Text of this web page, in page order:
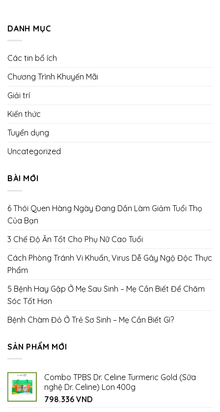
DANH MỤC
Các tin bổ ích
Chương Trình Khuyến Mãi
Giải trí
Kiến thức
Tuyển dụng
Uncategorized
BÀI MỚI
6 Thói Quen Hàng Ngày Đang Dần Làm Giảm Tuổi Thọ
Của Bạn
3 Chế Độ Ăn Tốt Cho Phụ Nữ Cao Tuổi
Cách Phòng Tránh Vi Khuẩn, Virus Dễ Gây Ngộ Độc Thực
Phẩm
5 Bệnh Hay Gặp Ở Mẹ Sau Sinh – Mẹ Cần Biết Để Chăm
Sóc Tốt Hơn
Bệnh Chàm Đỏ Ở Trẻ Sơ Sinh – Mẹ Cần Biết Gì?
SẢN PHẨM MỚI
Combo TPBS Dr. Celine Turmeric Gold (Sữa
nghệ Dr. Celine) Lon 400g
798.336 VND